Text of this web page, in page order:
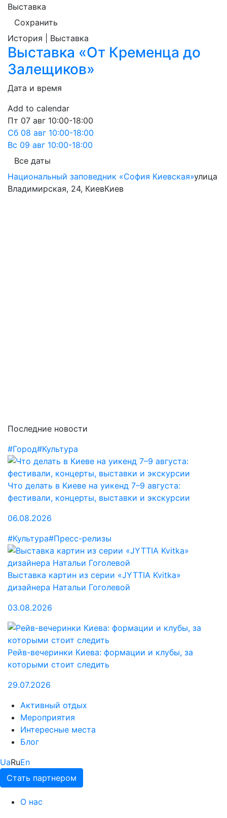
Выставка
Сохранить
История | Выставка
Выставка «От Кременца до
Залещиков»
Дата и время
Add to calendar
Пт 07 авг 10:00-18:00
Сб 08 авг 10:00-18:00
Вс 09 авг 10:00-18:00
Все даты
Национальный заповедник «София Киевская»улица
Владимирская, 24, КиевКиев
Последние новости
#Город#Культура
Что делать в Киеве на уикенд 7–9 августа:
фестивали, концерты, выставки и экскурсии
06.08.2026
#Культура#Пресс-релизы
Выставка картин из серии «JYTTIA Kvitka»
дизайнера Натальи Гоголевой
03.08.2026
Рейв-вечеринки Киева: формации и клубы, за
которыми стоит следить
29.07.2026
Активный отдых
Мероприятия
Интересные места
Блог
UaRuEn
Стать партнером
О нас